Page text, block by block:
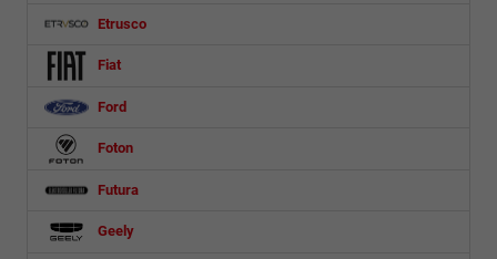
Etrusco
Fiat
Ford
Foton
Futura
Geely